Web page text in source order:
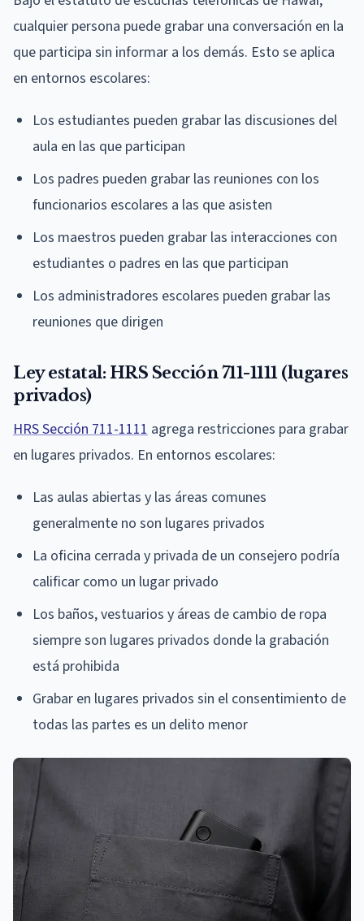
cualquier persona puede grabar una conversación en la
que participa sin informar a los demás. Esto se aplica
en entornos escolares:
Los estudiantes pueden grabar las discusiones del
aula en las que participan
Los padres pueden grabar las reuniones con los
funcionarios escolares a las que asisten
Los maestros pueden grabar las interacciones con
estudiantes o padres en las que participan
Los administradores escolares pueden grabar las
reuniones que dirigen
Ley estatal: HRS Sección 711-1111 (lugares
privados)
HRS Sección 711-1111 agrega restricciones para grabar
en lugares privados. En entornos escolares:
Las aulas abiertas y las áreas comunes
generalmente no son lugares privados
La oficina cerrada y privada de un consejero podría
calificar como un lugar privado
Los baños, vestuarios y áreas de cambio de ropa
siempre son lugares privados donde la grabación
está prohibida
Grabar en lugares privados sin el consentimiento de
todas las partes es un delito menor